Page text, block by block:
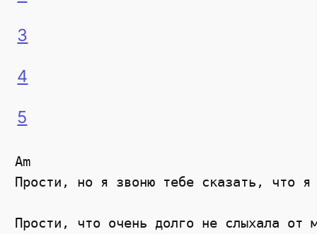
3
4
5
Am
Прости, но я звоню тебе сказать, что я
Прости, что очень долго не слыхала от